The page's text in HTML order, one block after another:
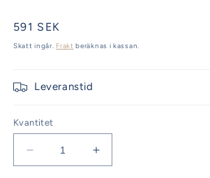
Ordinarie
pris
591 SEK
Skatt ingår. Frakt beräknas i kassan.
Leveranstid
Kvantitet
Minska
kvantitet
Öka
kvantitet